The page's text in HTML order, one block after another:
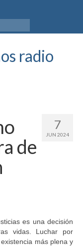
radio
7
JUN 2024
de
es una decisión
vidas. Luchar por
más plena y